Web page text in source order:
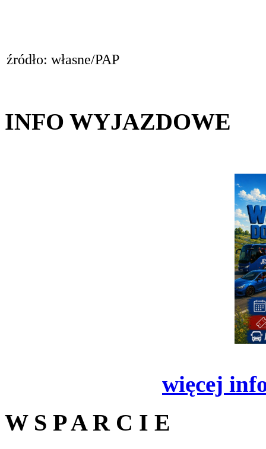
źródło: własne/PAP
INFO WYJAZDOWE
więcej
W S P A R C I E